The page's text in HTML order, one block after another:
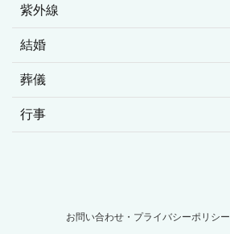
紫外線
結婚
葬儀
行事
お問い合わせ・プライバシーポリシー